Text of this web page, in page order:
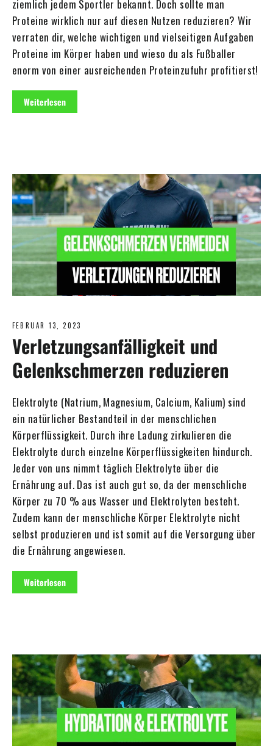
ziemlich jedem Sportler bekannt. Doch sollte man
Proteine wirklich nur auf diesen Nutzen reduzieren? Wir
verraten dir, welche wichtigen und vielseitigen Aufgaben
Proteine im Körper haben und wieso du als Fußballer
enorm von einer ausreichenden Proteinzufuhr profitierst!
Weiterlesen
FEBRUAR 13, 2023
Verletzungsanfälligkeit und
Gelenkschmerzen reduzieren
Elektrolyte (Natrium, Magnesium, Calcium, Kalium) sind
ein natürlicher Bestandteil in der menschlichen
Körperflüssigkeit. Durch ihre Ladung zirkulieren die
Elektrolyte durch einzelne Körperflüssigkeiten hindurch.
Jeder von uns nimmt täglich Elektrolyte über die
Ernährung auf. Das ist auch gut so, da der menschliche
Körper zu 70 % aus Wasser und Elektrolyten besteht.
Zudem kann der menschliche Körper Elektrolyte nicht
selbst produzieren und ist somit auf die Versorgung über
die Ernährung angewiesen.
Weiterlesen